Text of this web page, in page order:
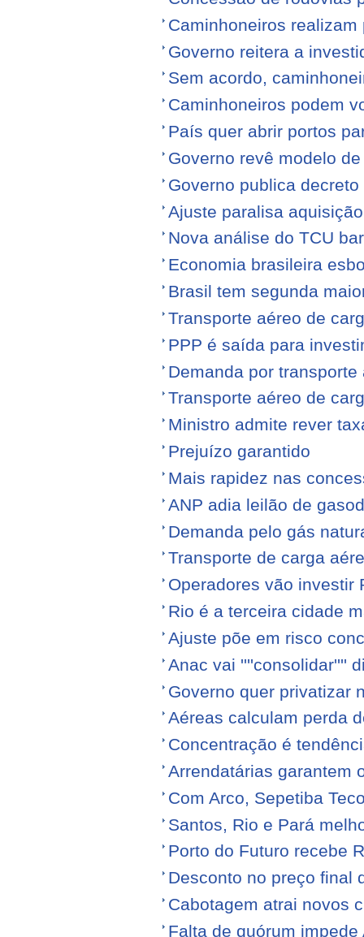
Caminhoneiros
Governo reitera a
Sem acordo,
Caminhoneiros podem
País quer abrir portos
Governo revê modelo
Governo publica
Ajuste paralisa
Nova análise do TCU
Economia brasileira
Brasil tem segunda
Transporte aéreo de
PPP é saída para
Demanda por
Transporte aéreo de
Ministro admite rever
Prejuízo garantido
Mais rapidez nas
ANP adia leilão de
Demanda pelo gás
Transporte de carga
Operadores vão investir
Rio é a terceira cidade
Ajuste põe em risco
Anac vai ''''consolidar''''
Governo quer privatizar
Aéreas calculam perda
Concentração é
Arrendatárias garantem
Com Arco, Sepetiba
Santos, Rio e Pará
Porto do Futuro recebe
Desconto no preço final
Cabotagem atrai novos
Falta de quórum